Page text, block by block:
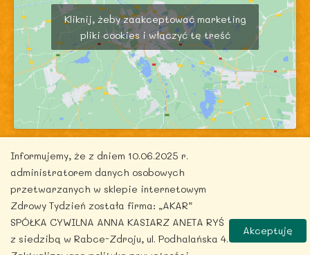
Kliknij, żeby zaakceptować marketing
pliki cookies i włączyć tę treść
Copyright © 2026 zdrowytydzien.pl | Powered by
ITentego.pl
Informujemy, że z dniem 10.06.2025 r.
administratorem danych osobowych
przetwarzanych w sklepie internetowym
Zdrowy Tydzień została firma: „AKAR”
SPÓŁKA CYWILNA ANNA KASIARZ ANETA RYŚ
z siedzibą w Rabce-Zdroju, ul. Podhalańska 4.
Akceptuję